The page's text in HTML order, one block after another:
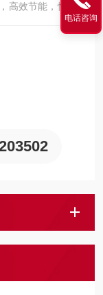
高效节能，性价比
电话咨询